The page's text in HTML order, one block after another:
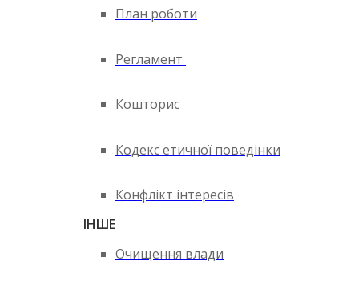
План роботи
Регламент
Кошторис
Кодекс етичної поведінки
Конфлікт інтересів
ІНШЕ
Очищення влади